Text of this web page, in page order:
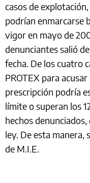
casos de
podrían enmarcarse
vigor en mayo de
denunciantes salió
fecha. De los cuatro
PROTEX para
prescripción podría
límite o superan los
hechos
ley. De esta manera,
de M.I.E.